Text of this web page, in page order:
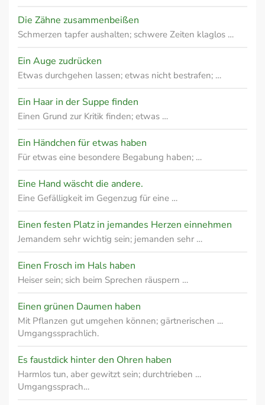
Die Zähne zusammenbeißen
Schmerzen tapfer aushalten; schwere Zeiten klaglos …
Ein Auge zudrücken
Etwas durchgehen lassen; etwas nicht bestrafen; …
Ein Haar in der Suppe finden
Einen Grund zur Kritik finden; etwas …
Ein Händchen für etwas haben
Für etwas eine besondere Begabung haben; …
Eine Hand wäscht die andere.
Eine Gefälligkeit im Gegenzug für eine …
Einen festen Platz in jemandes Herzen einnehmen
Jemandem sehr wichtig sein; jemanden sehr …
Einen Frosch im Hals haben
Heiser sein; sich beim Sprechen räuspern …
Einen grünen Daumen haben
Mit Pflanzen gut umgehen können; gärtnerischen …
Umgangssprachlich.
Es faustdick hinter den Ohren haben
Harmlos tun, aber gewitzt sein; durchtrieben …
Umgangssprach…